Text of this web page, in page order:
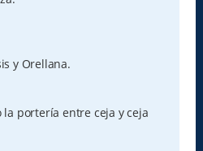
y Orellana.
portería entre ceja y ceja